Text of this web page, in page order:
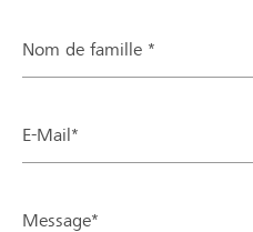
Nom de famille *
E-Mail*
Message*